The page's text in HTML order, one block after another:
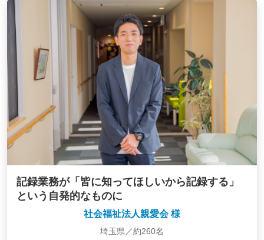
記録業務が「皆に知ってほしいから記録する」
という自発的なものに
社会福祉法人親愛会 様
埼玉県／約260名